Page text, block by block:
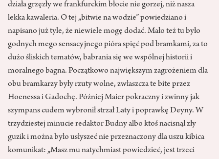
działa grzęzły we frankfurckim błocie nie gorzej, niż nasza
lekka kawaleria. O tej „bitwie na wodzie” powiedziano i
napisano już tyle, że niewiele mogę dodać. Mało też tu było
godnych mego sensacyjnego pióra spięć pod bramkami, za to
dużo śliskich tematów, babrania się we wspólnej historii i
moralnego bagna. Początkowo największym zagrożeniem dla
obu bramkarzy były rzuty wolne, zwłaszcza te bite przez
Hoenessa i Gadochę. Później Maier pokraczny i zwinny jak
szympans cudem wybronił strzał Laty i poprawkę Deyny. W
trzydziestej minucie redaktor Budny albo ktoś nacisnął zły
guzik i można było usłyszeć nie przeznaczony dla uszu kibica
komunikat: „Masz mu natychmiast powiedzieć, jest trzeci